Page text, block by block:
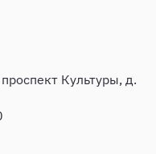
Культуры, д.